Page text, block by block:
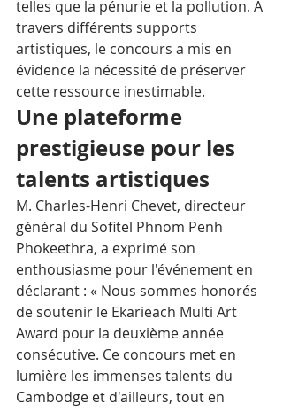
telles que la pénurie et la pollution. À
travers différents supports
artistiques, le concours a mis en
évidence la nécessité de préserver
cette ressource inestimable.
Une plateforme
prestigieuse pour les
talents artistiques
M. Charles-Henri Chevet, directeur
général du Sofitel Phnom Penh
Phokeethra, a exprimé son
enthousiasme pour l'événement en
déclarant : « Nous sommes honorés
de soutenir le Ekarieach Multi Art
Award pour la deuxième année
consécutive. Ce concours met en
lumière les immenses talents du
Cambodge et d'ailleurs, tout en